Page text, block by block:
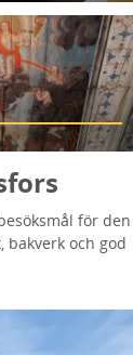
för den
och god